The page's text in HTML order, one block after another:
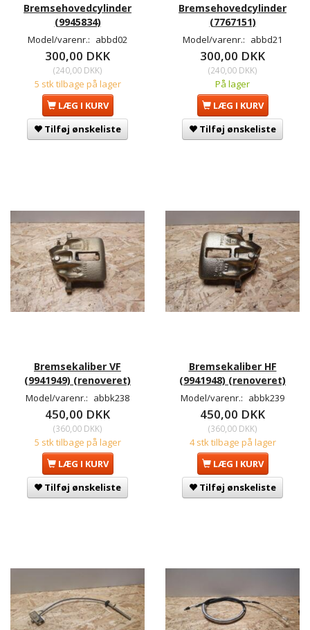
Bremsehovedcylinder
(9945834)
Model/varenr.: abbd02
300,00 DKK
(240,00 DKK)
5 stk tilbage på lager
LÆG I KURV
Tilføj ønskeliste
Bremsehovedcylinder
(7767151)
Model/varenr.: abbd21
300,00 DKK
(240,00 DKK)
På lager
LÆG I KURV
Tilføj ønskeliste
Bremsekaliber VF
(9941949) (renoveret)
Model/varenr.: abbk238
450,00 DKK
(360,00 DKK)
5 stk tilbage på lager
LÆG I KURV
Tilføj ønskeliste
Bremsekaliber HF
(9941948) (renoveret)
Model/varenr.: abbk239
450,00 DKK
(360,00 DKK)
4 stk tilbage på lager
LÆG I KURV
Tilføj ønskeliste